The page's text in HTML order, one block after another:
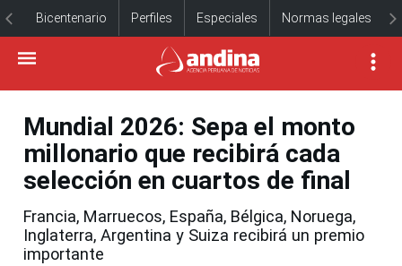
Bicentenario Perfiles Especiales Normas legales
Mundial 2026: Sepa el monto
millonario que recibirá cada
selección en cuartos de final
Francia, Marruecos, España, Bélgica, Noruega,
Inglaterra, Argentina y Suiza recibirá un premio
importante